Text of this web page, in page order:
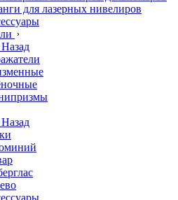
для лазерных нивелиров
Назад
Назад